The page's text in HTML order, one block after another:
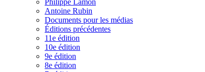
Antoine Rubin
Documents pour les médias
Éditions précédentes
11e édition
10e édition
9e édition
8e édition